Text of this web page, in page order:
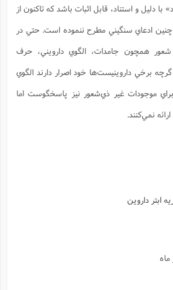
با دليل و استناد، قابل اثبات باشد كه تاكنون از
ادعاي سنگيني مطرح ننموده است. حتي در
همچون جامدات، الگوي دارويني، حرف
برخي داروينيست‌ها خود اصرار دارند الگوي
موجودات غير ذي‌شعور نيز پاسخگوست اما
نمي‌كنند.
ابتر داروين